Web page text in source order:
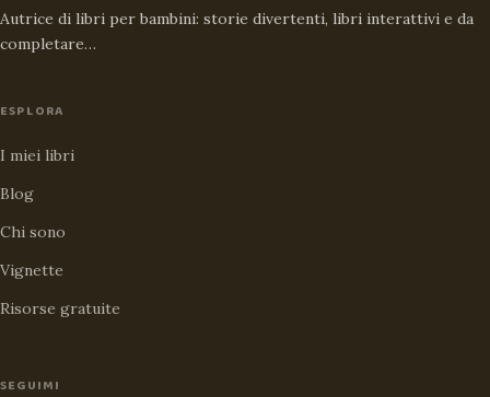
Autrice di libri per bambini: storie divertenti, libri interattivi e da
completare…
ESPLORA
I miei libri
Blog
Chi sono
Vignette
Risorse gratuite
SEGUIMI